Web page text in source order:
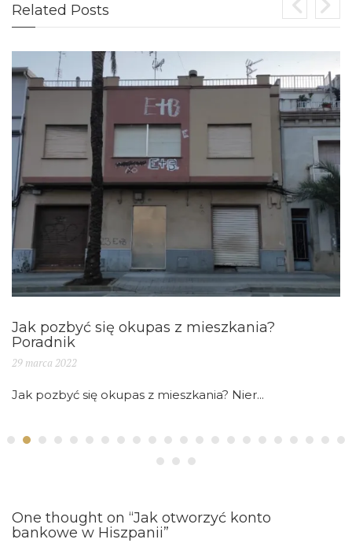
Related Posts
Jak pozbyć się okupas z mieszkania?
Poradnik
29 marca 2022
Jak pozbyć się okupas z mieszkania? Nier...
One thought on “Jak otworzyć konto
bankowe w Hiszpanii”